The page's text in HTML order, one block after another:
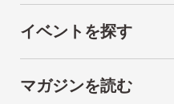
イベントを探す
マガジンを読む